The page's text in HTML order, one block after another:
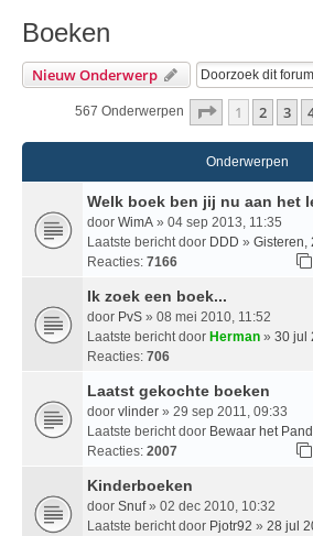
Boeken
Nieuw Onderwerp
567 Onderwerpen Pagina Van
1 2 3
Onderwerpen
Welk boek ben jij nu aan het
door WimA » 04 sep 2013, 11:35
Laatste bericht door DDD » Gisteren,
Reacties: 7166
Ik zoek een boek...
door PvS » 08 mei 2010, 11:52
Laatste bericht door Herman » 30 jul
Reacties: 706
Laatst gekochte boeken
door vlinder » 29 sep 2011, 09:33
Laatste bericht door Bewaar het Pand
Reacties: 2007
Kinderboeken
door Snuf» 02 dec 2010, 10:32
Laatste bericht door Pjotr92 » 28 jul